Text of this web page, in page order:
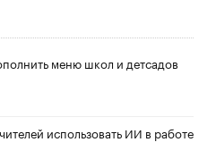
меню школ и детсадов
использовать ИИ в работе